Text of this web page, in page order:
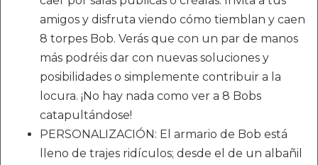
amigos y disfruta viendo cómo tiemblan y caen
8 torpes Bob. Verás que con un par de manos
más podréis dar con nuevas soluciones y
posibilidades o simplemente contribuir a la
locura. ¡No hay nada como ver a 8 Bobs
catapultándose!
PERSONALIZACIÓN: El armario de Bob está
lleno de trajes ridículos; desde el de un albañil